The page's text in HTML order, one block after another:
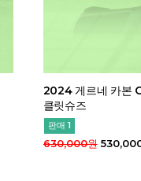
2024 게르네 카본
클릿슈즈
판매 1
630,000원